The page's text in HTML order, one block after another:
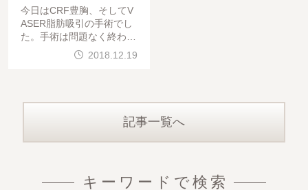
胸：長年の悩みから解
放：自然な胸に感激
今日はCRF豊胸、そしてV
ASER脂肪吸引の手術でし
た。手術は問題なく終わっ
ています。仕上がりを楽し
みにしていてください。本
入を行ったモニター様の紹
2018.12.19
記事一覧へ
キーワードで検索